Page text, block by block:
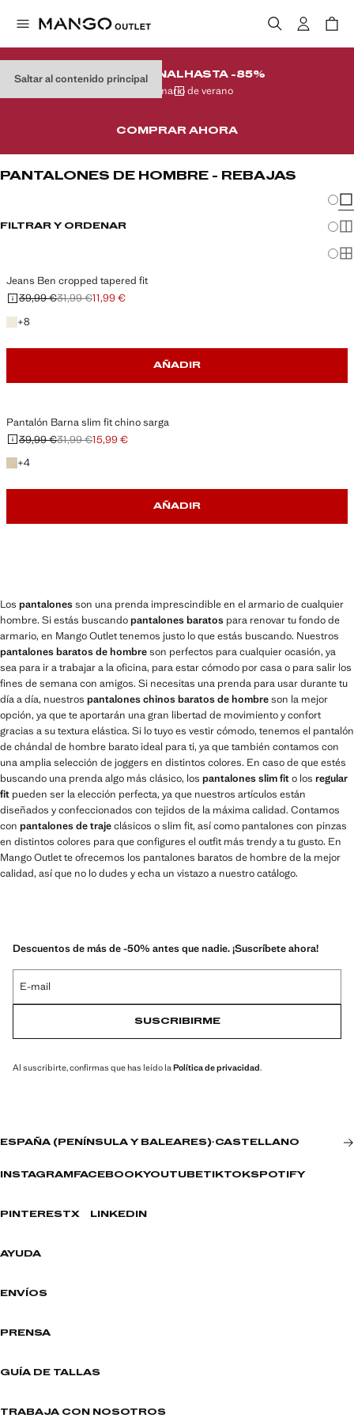
Saltar al contenido principal
REMATE FINAL HASTA -85%
En tu armario de verano
COMPRAR AHORA
PANTALONES DE HOMBRE - REBAJAS
FILTRAR Y ORDENAR
Jeans Ben cropped tapered fit
Precio inicial tachado [39,99 € ]
39,99 €
Segundo precio tachado [31,99 € ]
31,99 €
Precio actual [11,99 € ]11,99 €
+8
+8 colores
AÑADIR
Pantalón Barna slim fit chino sarga
Precio inicial tachado [39,99 € ]
39,99 €
Segundo precio tachado [31,99 € ]
31,99 €
Precio actual [15,99 € ]15,99 €
+4
+4 colores
AÑADIR
Los pantalonesson una prenda imprescindible en el armario de cualquier
hombre. Si estás buscandopantalones baratos para renovar tu fondo de
armario, en Mango Outlet tenemos justo lo que estás buscando. Nuestros
pantalones baratos de hombreson perfectos para cualquier ocasión, ya
sea para ir a trabajar a la oficina, para estar cómodo por casa o para salir los
fines de semana con amigos. Si necesitas una prenda para usar durante tu
día a día, nuestros pantalones chinos baratos de hombreson la mejor
opción, ya que te aportarán una gran libertad de movimiento y confort
gracias a su textura elástica. Si lo tuyo es vestir cómodo, tenemos el pantalón
de chándal de hombre barato ideal para ti, ya que también contamos con
una amplia selección de joggers en distintos colores. En caso de que estés
buscando una prenda algo más clásico, los pantalones slim fito los regular
fit pueden ser la elección perfecta, ya que nuestros artículos están
diseñados y confeccionados con tejidos de la máxima calidad. Contamos
con pantalones de trajeclásicos o slim fit, así como pantalones con pinzas
en distintos colores para que configures el outfit más trendy a tu gusto. En
Mango Outlet te ofrecemos los pantalones baratos de hombre de la mejor
calidad, así que no lo dudes y echa un vistazo a nuestro catálogo.
Descuentos de más de -50% antes que nadie. ¡Suscríbete ahora!
E-mail
SUSCRIBIRME
Al suscribirte, confirmas que has leído la Política de privacidad.
ESPAÑA (PENÍNSULA Y BALEARES)·CASTELLANO
INSTAGRAM FACEBOOKYOUTUBETIKTOKSPOTIFY
PINTERESTX LINKEDIN
AYUDA
ENVÍOS
PRENSA
GUÍA DE TALLAS
TRABAJA CON NOSOTROS